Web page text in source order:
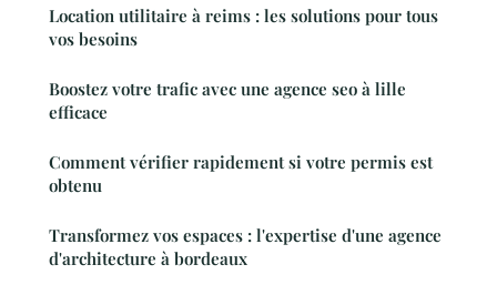
Location utilitaire à reims : les solutions pour tous
vos besoins
Boostez votre trafic avec une agence seo à lille
efficace
Comment vérifier rapidement si votre permis est
obtenu
Transformez vos espaces : l'expertise d'une agence
d'architecture à bordeaux